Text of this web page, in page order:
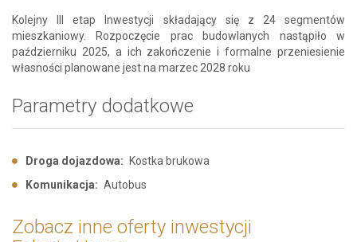
Kolejny III etap Inwestycji składający się z 24 segmentów
mieszkaniowy. Rozpoczęcie prac budowlanych nastąpiło w
październiku 2025, a ich zakończenie i formalne przeniesienie
własności planowane jest na marzec 2028 roku
Parametry dodatkowe
Droga dojazdowa: Kostka brukowa
Komunikacja: Autobus
Zobacz inne oferty inwestycji